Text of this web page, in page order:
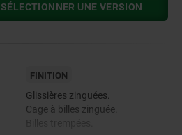
UNE VERSION
FINITION
Glissières zinguées.
Cage à billes zinguée.